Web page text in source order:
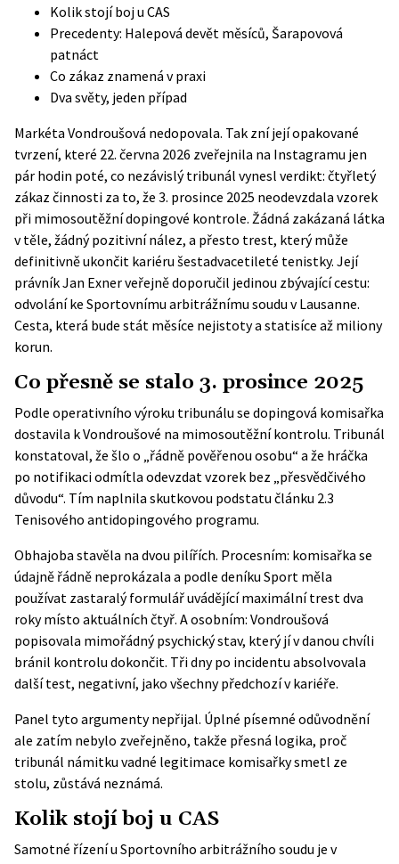
Kolik stojí boj u CAS
Precedenty: Halepová devět měsíců, Šarapovová
patnáct
Co zákaz znamená v praxi
Dva světy, jeden případ
Markéta Vondroušová nedopovala. Tak zní její opakované
tvrzení, které 22. června 2026 zveřejnila na Instagramu jen
pár hodin poté, co nezávislý tribunál vynesl verdikt: čtyřletý
zákaz činnosti za to, že 3. prosince 2025 neodevzdala vzorek
při mimosoutěžní dopingové kontrole. Žádná zakázaná látka
v těle, žádný pozitivní nález, a přesto trest, který může
definitivně ukončit kariéru šestadvacetileté tenistky. Její
právník Jan Exner veřejně doporučil jedinou zbývající cestu:
odvolání ke Sportovnímu arbitrážnímu soudu v Lausanne.
Cesta, která bude stát měsíce nejistoty a statisíce až miliony
korun.
Co přesně se stalo 3. prosince 2025
Podle operativního výroku tribunálu se dopingová komisařka
dostavila k Vondroušové na mimosoutěžní kontrolu. Tribunál
konstatoval, že šlo o „řádně pověřenou osobu“ a že hráčka
po notifikaci odmítla odevzdat vzorek bez „přesvědčivého
důvodu“. Tím naplnila skutkovou podstatu článku 2.3
Tenisového antidopingového programu.
Obhajoba stavěla na dvou pilířích. Procesním: komisařka se
údajně řádně neprokázala a podle deníku Sport měla
používat zastaralý formulář uvádějící maximální trest dva
roky místo aktuálních čtyř. A osobním: Vondroušová
popisovala mimořádný psychický stav, který jí v danou chvíli
bránil kontrolu dokončit. Tři dny po incidentu absolvovala
další test, negativní, jako všechny předchozí v kariéře.
Panel tyto argumenty nepřijal. Úplné písemné odůvodnění
ale zatím nebylo zveřejněno, takže přesná logika, proč
tribunál námitku vadné legitimace komisařky smetl ze
stolu, zůstává neznámá.
Kolik stojí boj u CAS
Samotné řízení u Sportovního arbitrážního soudu je v